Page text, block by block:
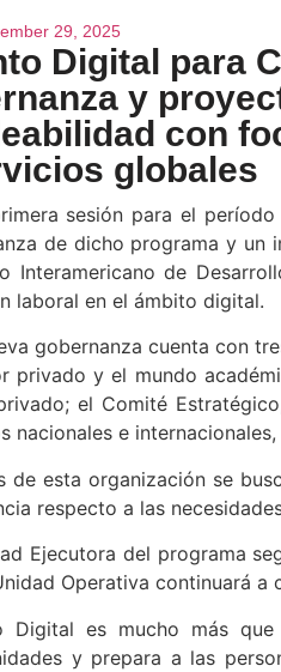
29, 2025
Digital para
y
con
globales
sesión para el
de dicho programa y un
Interamericano de
laboral en el ámbito digital.
gobernanza cuenta con
privado y el mundo
el Comité
nacionales e
de esta organización se
respecto a las
Ejecutora del programa
Operativa continuará
Digital es mucho más
y prepara a las